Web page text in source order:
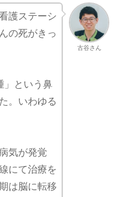
古谷さん
護ステーシ
の死がきっ
」という鼻
。いわゆる
気が発覚
にて治療を
は脳に転移